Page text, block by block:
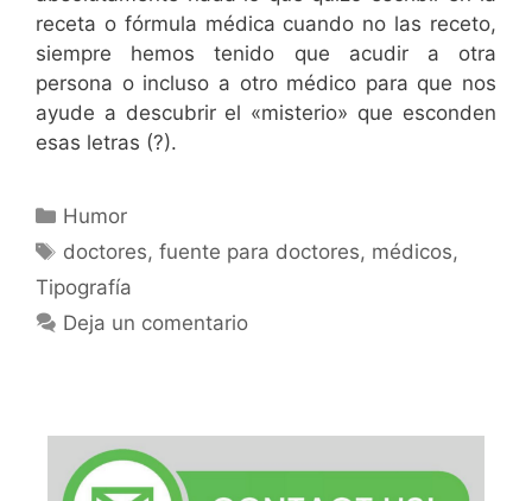
receta o fórmula médica cuando no las receto,
siempre hemos tenido que acudir a otra
persona o incluso a otro médico para que nos
ayude a descubrir el «misterio» que esconden
esas letras (?).
Categorías
Humor
Etiquetas
doctores,fuente para doctores, médicos,
Tipografía
Deja un comentario